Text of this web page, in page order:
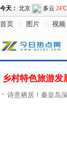
首页 图片 视频
乡村特色旅游发
诗意栖居！秦皇岛